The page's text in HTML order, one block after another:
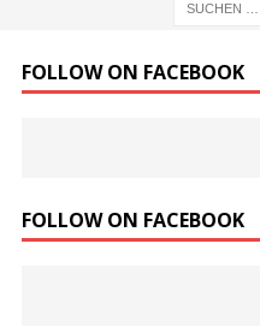
FOLLOW ON FACEBOOK
FOLLOW ON FACEBOOK